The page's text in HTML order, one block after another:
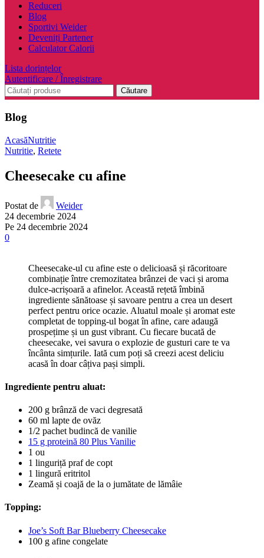
Reduceri
Blog
Sportivi Weider
Deveniți Partener
Calculator Calorii
Lista dorințelor
Autentificare / Înregistrare
Căutare
Blog
AcasăNutritie
Nutritie, Retete
Cheesecake cu afine
Postat de
Weider
24 decembrie 2024
Pe 24 decembrie 2024
0
Cheesecake-ul cu afine este o delicioasă și răcoritoare
combinație între cremozitatea brânzei de vaci și aroma
dulce-acrișoară a afinelor. Această rețetă îmbină
ingrediente sănătoase și savoare pentru a crea un desert
perfect pentru orice ocazie. Aluatul moale și aromat este
completat de topping-ul bogat în afine, care adaugă
prospețime și un gust vibrant. Cu fiecare bucată de
cheesecake, vei savura o explozie de gusturi care te va
încânta simțurile. Iată cum poți să creezi acest deliciu
acasă în doar câțiva pași simpli.
Ingrediente pentru aluat:
200 g brânză de vaci degresată
60 ml lapte de ovăz
1/2 pachet budincă de vanilie
15 g proteină 80 Plus Vanilie
1 ou
1 linguriță praf de copt
1 lingură eritritol
Zeamă și coajă de la o jumătate de lămâie
Topping:
Joe’s Soft Bar Blueberry Cheesecake
100 g afine congelate